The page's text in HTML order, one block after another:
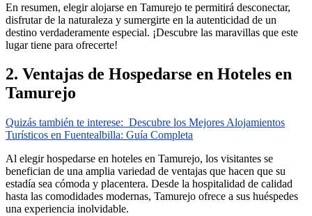
En resumen, elegir alojarse en Tamurejo te permitirá desconectar,
disfrutar de la naturaleza y sumergirte en la autenticidad de un
destino verdaderamente especial. ¡Descubre las maravillas que este
lugar tiene para ofrecerte!
2. Ventajas de Hospedarse en Hoteles en
Tamurejo
Quizás también te interese: Descubre los Mejores Alojamientos
Turísticos en Fuentealbilla: Guía Completa
Al elegir hospedarse en hoteles en Tamurejo, los visitantes se
benefician de una amplia variedad de ventajas que hacen que su
estadía sea cómoda y placentera. Desde la hospitalidad de calidad
hasta las comodidades modernas, Tamurejo ofrece a sus huéspedes
una experiencia inolvidable.